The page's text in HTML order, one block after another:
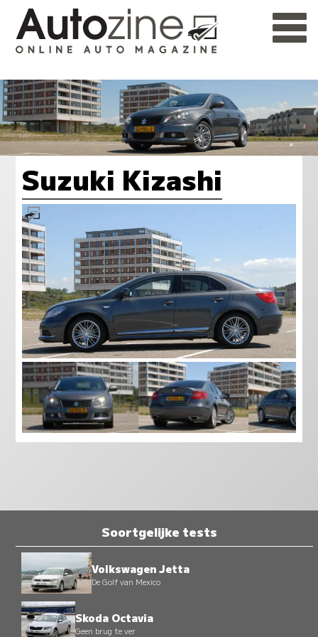
Suzuki Kizashi
Soortgelijke tests
Volkswagen Jetta
De Golf van Mexico
Skoda Octavia
Geen brug te ver